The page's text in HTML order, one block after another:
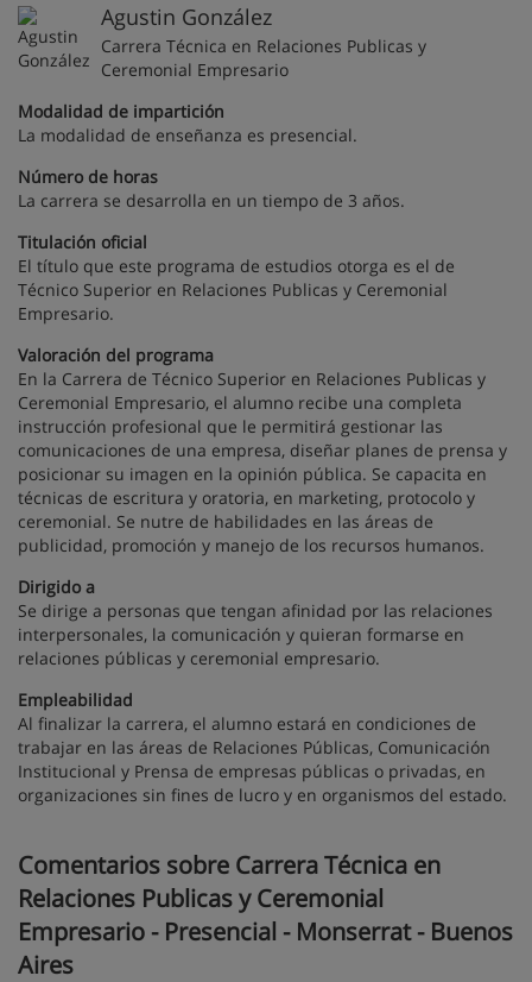
Agustin González
Carrera Técnica en Relaciones Publicas y
Ceremonial Empresario
Modalidad de impartición
La modalidad de enseñanza es presencial.
Número de horas
La carrera se desarrolla en un tiempo de 3 años.
Titulación oficial
El título que este programa de estudios otorga es el de
Técnico Superior en Relaciones Publicas y Ceremonial
Empresario.
Valoración del programa
En la Carrera de Técnico Superior en Relaciones Publicas y
Ceremonial Empresario, el alumno recibe una completa
instrucción profesional que le permitirá gestionar las
comunicaciones de una empresa, diseñar planes de prensa y
posicionar su imagen en la opinión pública. Se capacita en
técnicas de escritura y oratoria, en marketing, protocolo y
ceremonial. Se nutre de habilidades en las áreas de
publicidad, promoción y manejo de los recursos humanos.
Dirigido a
Se dirige a personas que tengan afinidad por las relaciones
interpersonales, la comunicación y quieran formarse en
relaciones públicas y ceremonial empresario.
Empleabilidad
Al finalizar la carrera, el alumno estará en condiciones de
trabajar en las áreas de Relaciones Públicas, Comunicación
Institucional y Prensa de empresas públicas o privadas, en
organizaciones sin fines de lucro y en organismos del estado.
Comentarios sobre Carrera Técnica en
Relaciones Publicas y Ceremonial
Empresario - Presencial - Monserrat - Buenos
Aires